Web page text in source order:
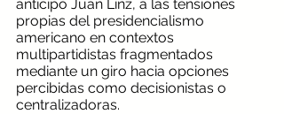
anticipó Juan Linz, a las tensiones
propias del presidencialismo
americano en contextos
multipartidistas fragmentados
mediante un giro hacia opciones
percibidas como decisionistas o
centralizadoras.